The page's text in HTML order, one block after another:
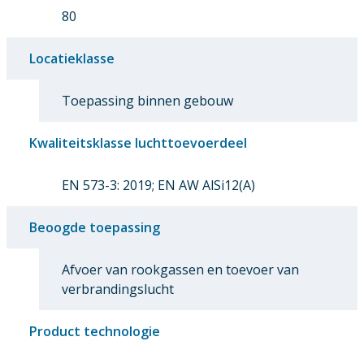
80
Locatieklasse
Toepassing binnen gebouw
Kwaliteitsklasse luchttoevoerdeel
EN 573-3: 2019; EN AW AlSi12(A)
Beoogde toepassing
Afvoer van rookgassen en toevoer van
verbrandingslucht
Product technologie